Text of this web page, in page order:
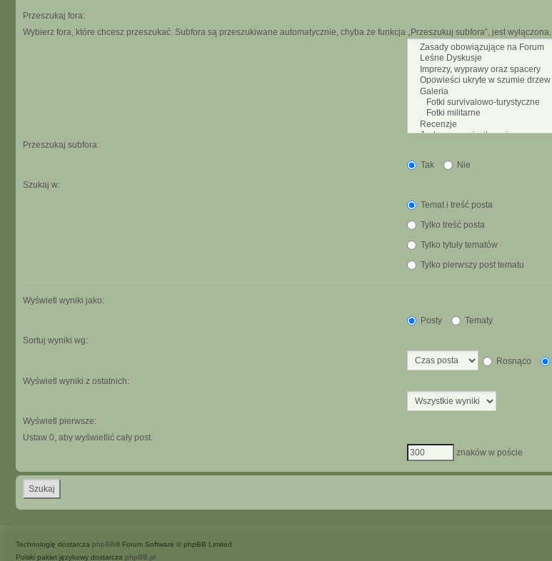
Przeszukaj fora:
Wybierz fora, które chcesz przeszukać. Subfora są przeszukiwane automatycznie, chyba że funkcja „Przeszukuj subfora”, jest wyłączona.
Przeszukaj subfora:
Tak
Nie
Szukaj w:
Temat i treść posta
Tylko treść posta
Tylko tytuły tematów
Tylko pierwszy post tematu
Wyświetl wyniki jako:
Posty
Tematy
Sortuj wyniki wg:
Rosnąco
Wyświetl wyniki z ostatnich:
Wyświetl pierwsze:
Ustaw 0, aby wyświetlić cały post.
znaków w poście
Technologię dostarcza phpBB® Forum Software © phpBB Limited
Polski pakiet językowy dostarcza phpBB.pl